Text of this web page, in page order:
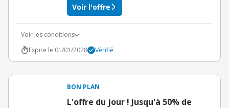
Voir l'offre
Voir les conditions
Expire le 01/01/2028
Vérifié
BON PLAN
L'offre du jour ! Jusqu'à 50% de